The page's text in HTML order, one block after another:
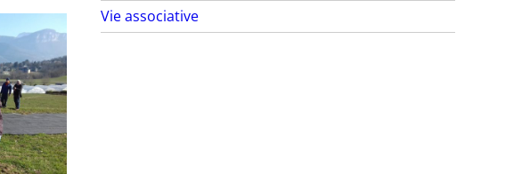
Vie associative